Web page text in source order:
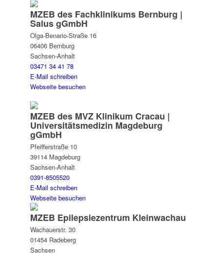
MZEB des Fachklinikums Bernburg |
Salus gGmbH
Olga-Benario-Straße 16
06406 Bernburg
Sachsen-Anhalt
03471 34 41 78
E-Mail schreiben
Webseite besuchen
MZEB des MVZ Klinikum Cracau |
Universitätsmedizin Magdeburg
gGmbH
Pfeifferstraße 10
39114 Magdeburg
Sachsen-Anhalt
0391-8505520
E-Mail schreiben
Webseite besuchen
MZEB Epilepsie­zentrum Kleinwachau
Wachauerstr. 30
01454 Radeberg
Sachsen